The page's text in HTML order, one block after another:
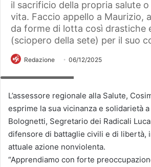
il sacrificio della propria salute
vita. Faccio appello a Maurizio,
da forme di lotta così drastiche
(sciopero della sete) per il suo
Redazione 06/12/2025
L’assessore regionale alla Salute,
esprime la sua vicinanza e solidarietà
Bolognetti, Segretario dei Radicali
difensore di battaglie civili e di libertà,
attuale azione nonviolenta.
“Apprendiamo con forte